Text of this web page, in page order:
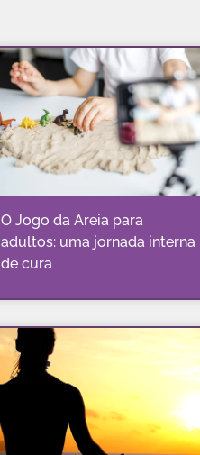
O Jogo da Areia para
adultos: uma jornada interna
de cura